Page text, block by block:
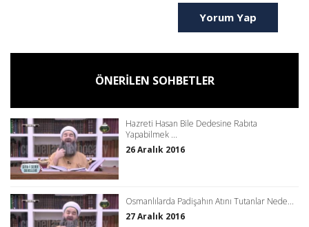
Yorum Yap
ÖNERİLEN SOHBETLER
Hazreti Hasan Bile Dedesine Rabıta
Yapabilmek ...
26 Aralık 2016
Osmanlılarda Padişahın Atını Tutanlar Nede...
27 Aralık 2016